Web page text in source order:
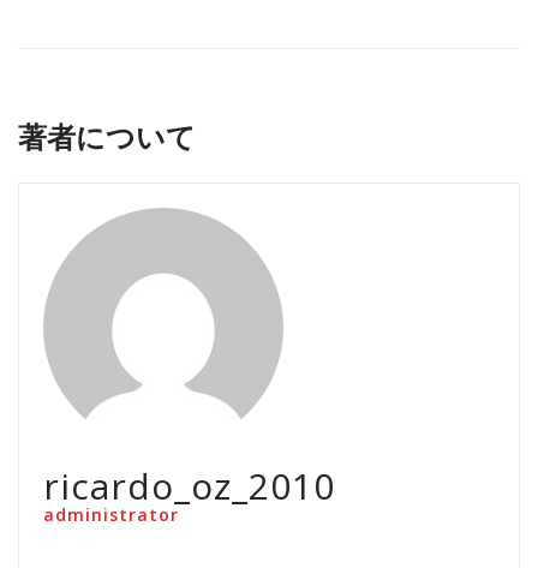
著者について
ricardo_oz_2010
administrator